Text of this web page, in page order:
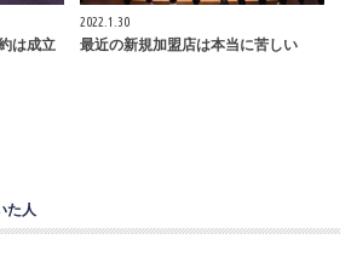
は成立
2022.1.30
最近の新規加盟店は本当に苦しい
た人